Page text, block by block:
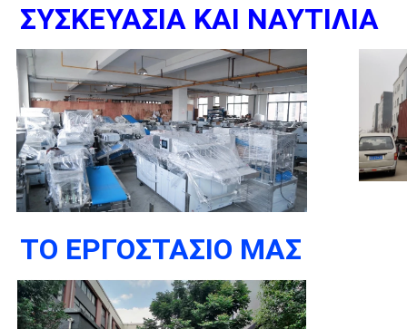
ΣΥΣΚΕΥΑΣΙΑ ΚΑΙ ΝΑΥΤΙΛΙΑ
ΤΟ ΕΡΓΟΣΤΑΣΙΟ ΜΑΣ